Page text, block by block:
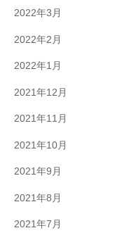
2022年3月
2022年2月
2022年1月
2021年12月
2021年11月
2021年10月
2021年9月
2021年8月
2021年7月